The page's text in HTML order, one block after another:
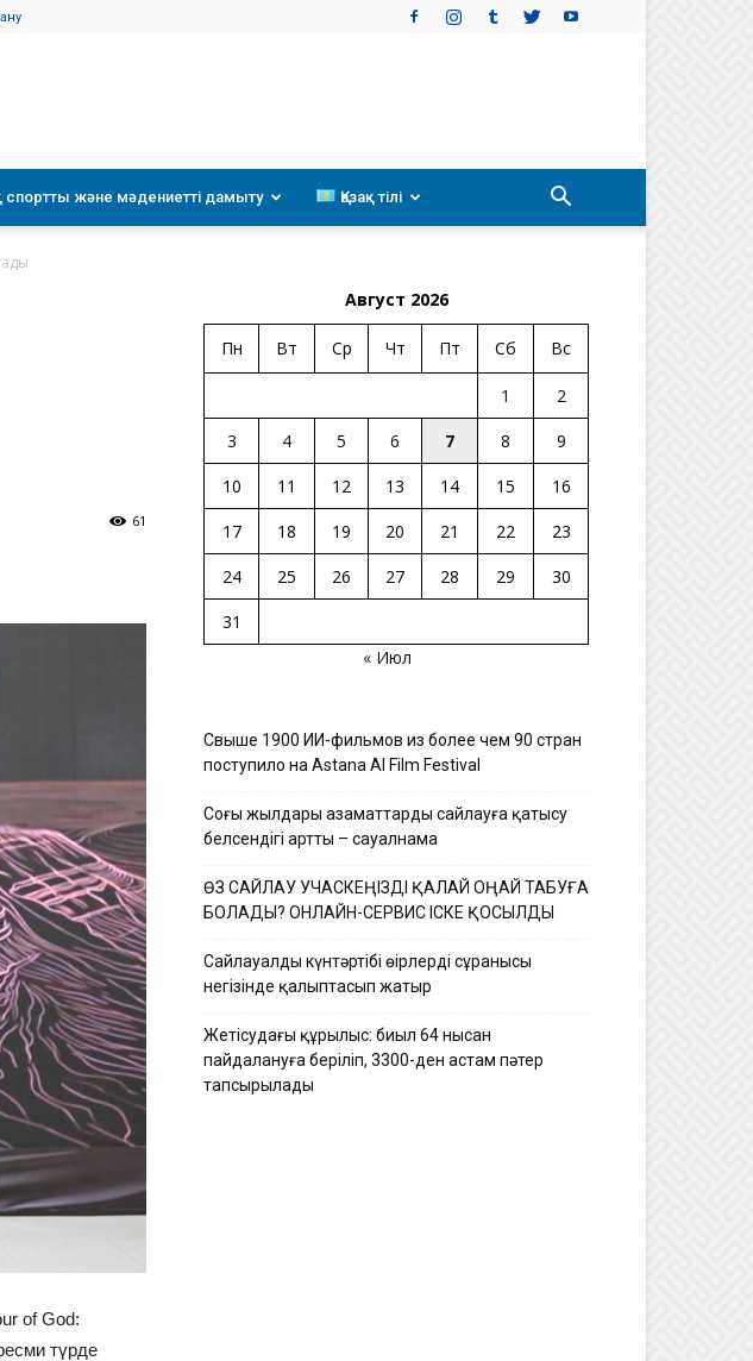
және мәдениетті дамыту Қазақ тілі
61
of God:
түрде
Август 2026
Пн Вт Ср Чт Пт Сб Вс
1
2
3
4 5 6 7 8
9
10
11 12 13 14 15
16
17
18 19 20 21 22
23
24
25 26 27 28 29
30
31
« Июл
Свыше 1900 ИИ-фильмов из более чем 90 стран
поступило на Astana AI Film Festival
Соңғы жылдары азаматтардың сайлауға қатысу
белсендігі артты – сауалнама
ӨЗ САЙЛАУ УЧАСКЕҢІЗДІ ҚАЛАЙ ОҢАЙ ТАБУҒА
БОЛАДЫ? ОНЛАЙН-СЕРВИС ІСКЕ ҚОСЫЛДЫ
Сайлауалды күнтәртібі өңірлердің сұранысы
негізінде қалыптасып жатыр
Жетісудағы құрылыс: биыл 64 нысан
пайдалануға беріліп, 3300-ден астам пәтер
тапсырылады